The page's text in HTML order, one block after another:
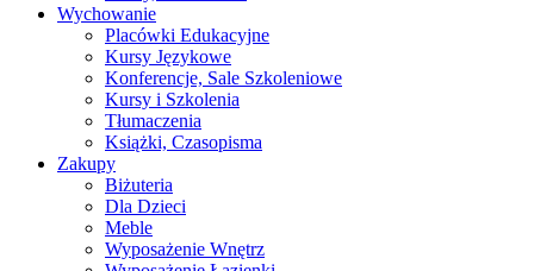
Wychowanie
Placówki Edukacyjne
Kursy Językowe
Konferencje, Sale Szkoleniowe
Kursy i Szkolenia
Tłumaczenia
Książki, Czasopisma
Zakupy
Biżuteria
Dla Dzieci
Meble
Wyposażenie Wnętrz